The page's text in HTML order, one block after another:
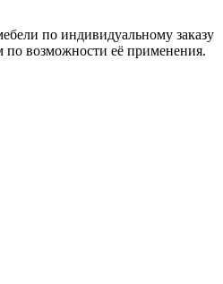
по индивидуальному заказу
по возможности её применения.